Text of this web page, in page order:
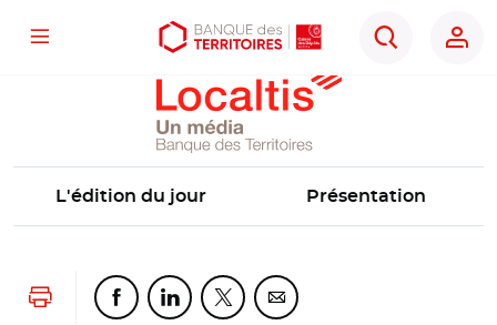
Aller
Aller
Ouvrir
d'accessibilité
Menu
Rechercher
Localtis
L'édition du jour Présentation
Lancer l'impressionPartager cette page sur Facebook
Partager cette page sur Linkedin
Partager cette page sur Twitter
Partager cette page sur